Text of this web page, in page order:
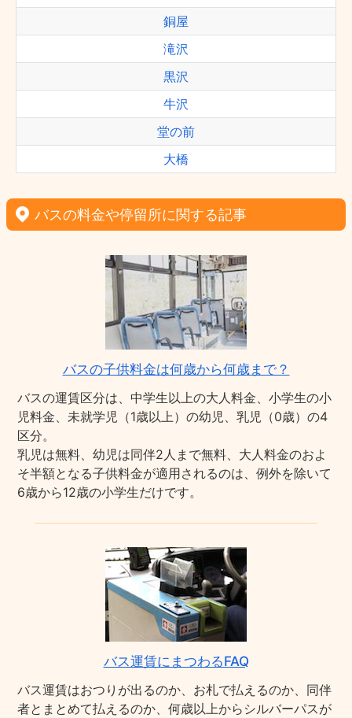
銅屋
滝沢
黒沢
牛沢
堂の前
大橋
バスの料金や停留所に関する記事
バスの子供料金は何歳から何歳まで？
バスの運賃区分は、中学生以上の大人料金、小学生の小
児料金、未就学児（1歳以上）の幼児、乳児（0歳）の4
区分。
乳児は無料、幼児は同伴2人まで無料、大人料金のおよ
そ半額となる子供料金が適用されるのは、例外を除いて
6歳から12歳の小学生だけです。
バス運賃にまつわるFAQ
バス運賃はおつりが出るのか、お札で払えるのか、同伴
者とまとめて払えるのか、何歳以上からシルバーパスが